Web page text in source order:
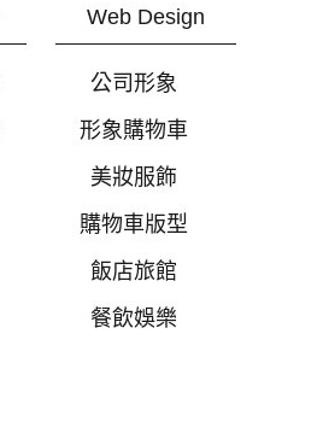
Web Design
公司形象
形象購物車
美妝服飾
購物車版型
飯店旅館
餐飲娛樂